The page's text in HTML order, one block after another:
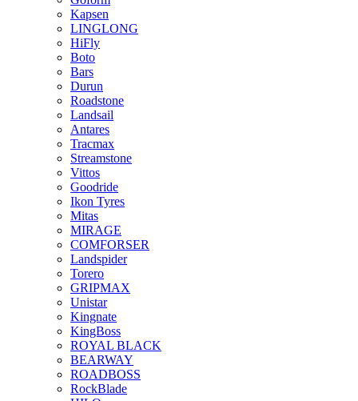
Kapsen
LINGLONG
HiFly
Boto
Bars
Durun
Roadstone
Landsail
Antares
Tracmax
Streamstone
Vittos
Goodride
Ikon Tyres
Mitas
MIRAGE
COMFORSER
Landspider
Torero
GRIPMAX
Unistar
Kingnate
KingBoss
ROYAL BLACK
BEARWAY
ROADBOSS
RockBlade